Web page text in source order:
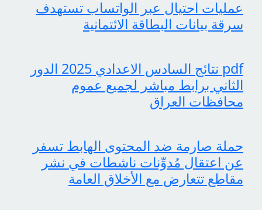
عمليات احتيال عبر الواتساب تستهدف
سرقة بيانات البطاقة الائتمانية
pdf نتائج السادس الاعدادي 2025 الدور
الثاني برابط مباشر لجميع عموم
محافظات العراق
حملة صارمة ضد المحتوى الهابط تسفر
عن اعتقال مُدوِّنات ناشطات في نشر
مقاطع تتعارض مع الأخلاق العامة